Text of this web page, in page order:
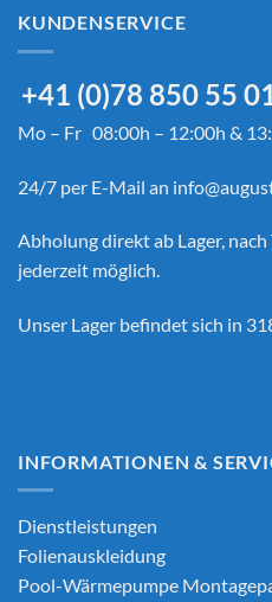
KUNDENSERVICE
+41 (0)78 850 55
Mo – Fr 08:00h – 12:00h &
24/7 per E-Mail an
Abholung direkt ab Lager,
jederzeit möglich.
Unser Lager befindet sich in
INFORMATIONEN &
Dienstleistungen
Folienauskleidung
Pool-Wärmepumpe